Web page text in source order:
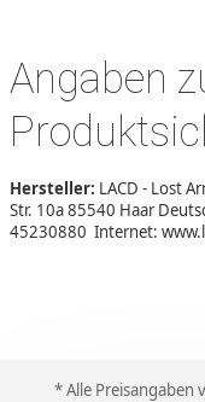
Angaben
Hersteller: LACD - Lost
Str. 10a 85540 Haar
45230880 Internet:
* Alle Preisangaben